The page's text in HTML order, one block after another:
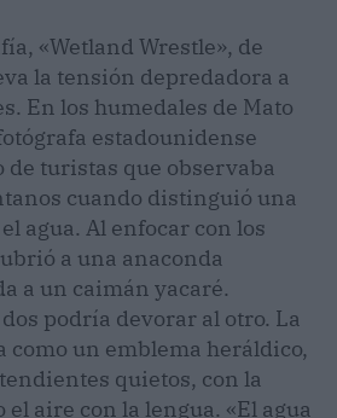
«Wetland Wrestle», de
la tensión depredadora a
En los humedales de Mato
estadounidense
de turistas que observaba
cuando distinguió una
agua. Al enfocar con los
a una anaconda
a un caimán yacaré.
podría devorar al otro. La
como un emblema heráldico,
quietos, con la
aire con la lengua. «El agua